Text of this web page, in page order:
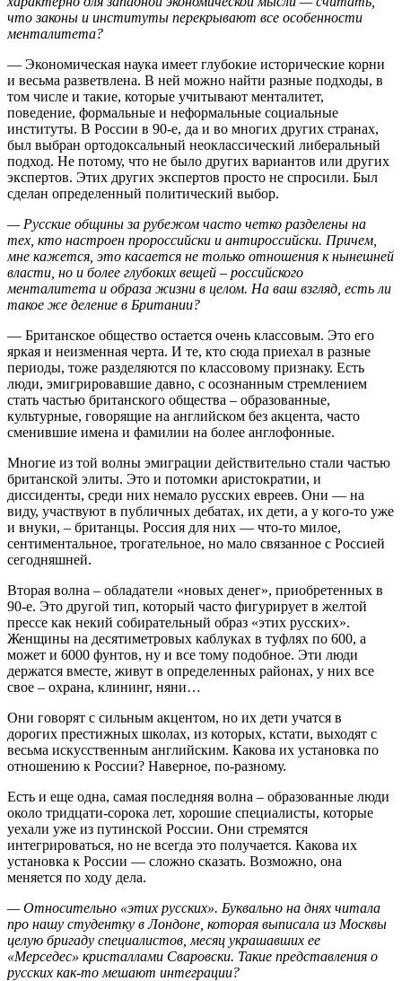
что законы и институты перекрывают все особенности
менталитета?
— Экономическая наука имеет глубокие исторические корни
и весьма разветвлена. В ней можно найти разные подходы, в
том числе и такие, которые учитывают менталитет,
поведение, формальные и неформальные социальные
институты. В России в 90-е, да и во многих других странах,
был выбран ортодоксальный неоклассический либеральный
подход. Не потому, что не было других вариантов или других
экспертов. Этих других экспертов просто не спросили. Был
сделан определенный политический выбор.
— Русские общины за рубежом часто четко разделены на
тех, кто настроен пророссийски и антироссийски. Причем,
мне кажется, это касается не только отношения к нынешней
власти, но и более глубоких вещей – российского
менталитета и образа жизни в целом. На ваш взгляд, есть ли
такое же деление в Британии?
— Британское общество остается очень классовым. Это его
яркая и неизменная черта. И те, кто сюда приехал в разные
периоды, тоже разделяются по классовому признаку. Есть
люди, эмигрировавшие давно, с осознанным стремлением
стать частью британского общества – образованные,
культурные, говорящие на английском без акцента, часто
сменившие имена и фамилии на более англофонные.
Многие из той волны эмиграции действительно стали частью
британской элиты. Это и потомки аристократии, и
диссиденты, среди них немало русских евреев. Они — на
виду, участвуют в публичных дебатах, их дети, а у кого-то уже
и внуки, – британцы. Россия для них — что-то милое,
сентиментальное, трогательное, но мало связанное с Россией
сегодняшней.
Вторая волна – обладатели «новых денег», приобретенных в
90-е. Это другой тип, который часто фигурирует в желтой
прессе как некий собирательный образ «этих русских».
Женщины на десятиметровых каблуках в туфлях по 600, а
может и 6000 фунтов, ну и все тому подобное. Эти люди
держатся вместе, живут в определенных районах, у них все
свое – охрана, клининг, няни…
Они говорят с сильным акцентом, но их дети учатся в
дорогих престижных школах, из которых, кстати, выходят с
весьма искусственным английским. Какова их установка по
отношению к России? Наверное, по-разному.
Есть и еще одна, самая последняя волна – образованные люди
около тридцати-сорока лет, хорошие специалисты, которые
уехали уже из путинской России. Они стремятся
интегрироваться, но не всегда это получается. Какова их
установка к России — сложно сказать. Возможно, она
меняется по ходу дела.
— Относительно «этих русских». Буквально на днях читала
про нашу студентку в Лондоне, которая выписала из Москвы
целую бригаду специалистов, месяц украшавших ее
«Мерседес» кристаллами Сваровски. Такие представления о
русских как-то мешают интеграции?